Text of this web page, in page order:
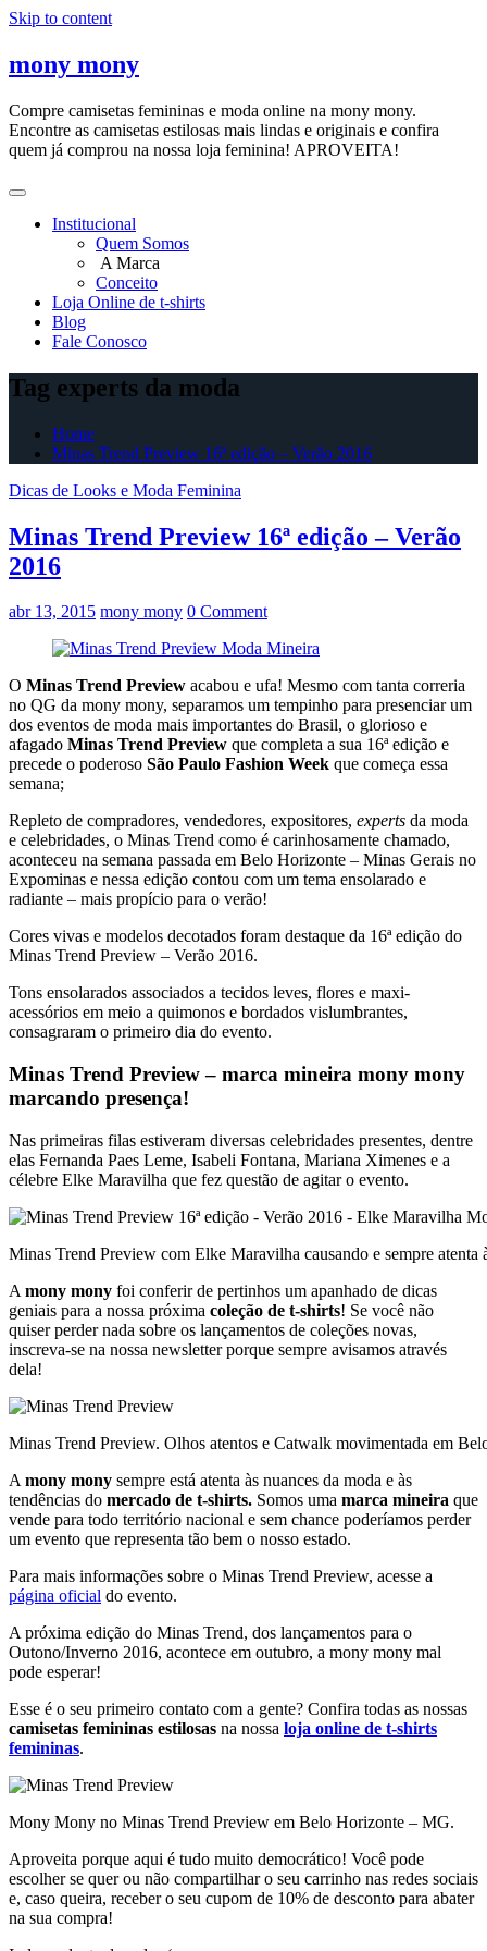
Skip to content
mony mony
Compre camisetas femininas e moda online na mony mony.
Encontre as camisetas estilosas mais lindas e originais e confira
quem já comprou na nossa loja feminina! APROVEITA!
Institucional
Quem Somos
A Marca
Conceito
Loja Online de t-shirts
Blog
Fale Conosco
Tag experts da moda
Home
Minas Trend Preview 16ª edição – Verão 2016
Dicas de Looks e Moda Feminina
Minas Trend Preview 16ª edição – Verão
2016
abr 13, 2015 mony mony 0 Comment
O Minas Trend Preview acabou e ufa! Mesmo com tanta correria
no QG da mony mony, separamos um tempinho para presenciar um
dos eventos de moda mais importantes do Brasil, o glorioso e
afagado Minas Trend Preview que completa a sua 16ª edição e
precede o poderoso São Paulo Fashion Week que começa essa
semana;
Repleto de compradores, vendedores, expositores, experts da moda
e celebridades, o Minas Trend como é carinhosamente chamado,
aconteceu na semana passada em Belo Horizonte – Minas Gerais no
Expominas e nessa edição contou com um tema ensolarado e
radiante – mais propício para o verão!
Cores vivas e modelos decotados foram destaque da 16ª edição do
Minas Trend Preview – Verão 2016.
Tons ensolarados associados a tecidos leves, flores e maxi-
acessórios em meio a quimonos e bordados vislumbrantes,
consagraram o primeiro dia do evento.
Minas Trend Preview – marca mineira mony mony
marcando presença!
Nas primeiras filas estiveram diversas celebridades presentes, dentre
elas Fernanda Paes Leme, Isabeli Fontana, Mariana Ximenes e a
célebre Elke Maravilha que fez questão de agitar o evento.
Minas Trend Preview com Elke Maravilha causando e sempre atenta
A mony mony foi conferir de pertinhos um apanhado de dicas
geniais para a nossa próxima coleção de t-shirts! Se você não
quiser perder nada sobre os lançamentos de coleções novas,
inscreva-se na nossa newsletter porque sempre avisamos através
dela!
Minas Trend Preview. Olhos atentos e Catwalk movimentada em
A mony mony sempre está atenta às nuances da moda e às
tendências do mercado de t-shirts. Somos uma marca mineira que
vende para todo território nacional e sem chance poderíamos perder
um evento que representa tão bem o nosso estado.
Para mais informações sobre o Minas Trend Preview, acesse a
página oficial do evento.
A próxima edição do Minas Trend, dos lançamentos para o
Outono/Inverno 2016, acontece em outubro, a mony mony mal
pode esperar!
Esse é o seu primeiro contato com a gente? Confira todas as nossas
camisetas femininas estilosas na nossa loja online de t-shirts
femininas.
Mony Mony no Minas Trend Preview em Belo Horizonte – MG.
Aproveita porque aqui é tudo muito democrático! Você pode
escolher se quer ou não compartilhar o seu carrinho nas redes sociais
e, caso queira, receber o seu cupom de 10% de desconto para abater
na sua compra!